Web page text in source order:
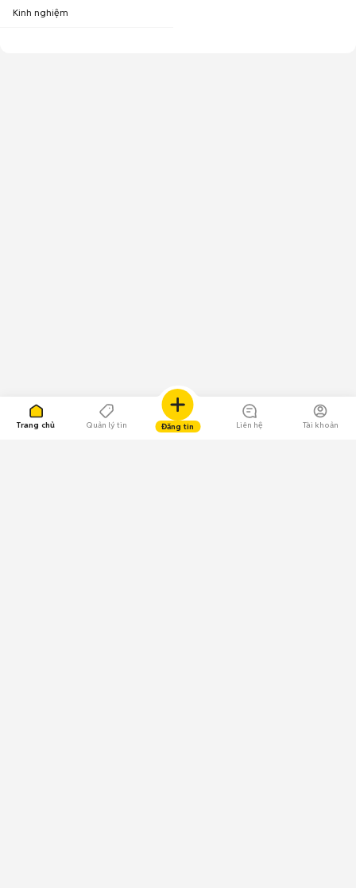
Trang chủ Quản lý tin Đăng tin Liên hệ Tài khoản
Kinh nghiệm